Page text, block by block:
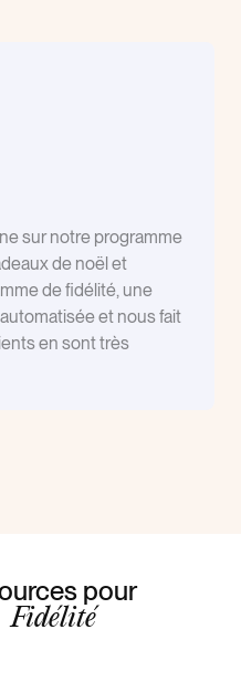
sur notre programme
de noël et
de fidélité, une
et nous fait
en sont très
pour
Fidélité